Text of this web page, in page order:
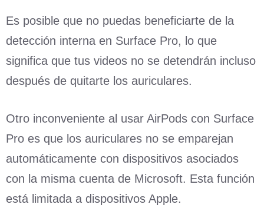
Es posible que no puedas beneficiarte de la
detección interna en Surface Pro, lo que
significa que tus videos no se detendrán incluso
después de quitarte los auriculares.
Otro inconveniente al usar AirPods con Surface
Pro es que los auriculares no se emparejan
automáticamente con dispositivos asociados
con la misma cuenta de Microsoft. Esta función
está limitada a dispositivos Apple.